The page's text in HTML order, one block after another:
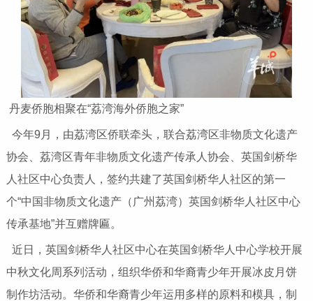
丹麦侨胞相聚在“荔湾海外侨胞之家”
今年9月，由荔湾区侨联牵头，联合荔湾区非物质文化遗产
协会、荔湾区青年非物质文化遗产传承人协会、英国剑桥华
人社区中心负责人，签约共建了英国剑桥华人社区的第一
个“中国非物质文化遗产（广州荔湾）英国剑桥华人社区中心
传承基地”并互赠牌匾。
近日，英国剑桥华人社区中心在英国剑桥华人中心学校开展
中秋文化周系列活动，组织华侨和华裔青少年开展冰皮月饼
制作坊活动。华侨和华裔青少年运用多样的原料和模具，制